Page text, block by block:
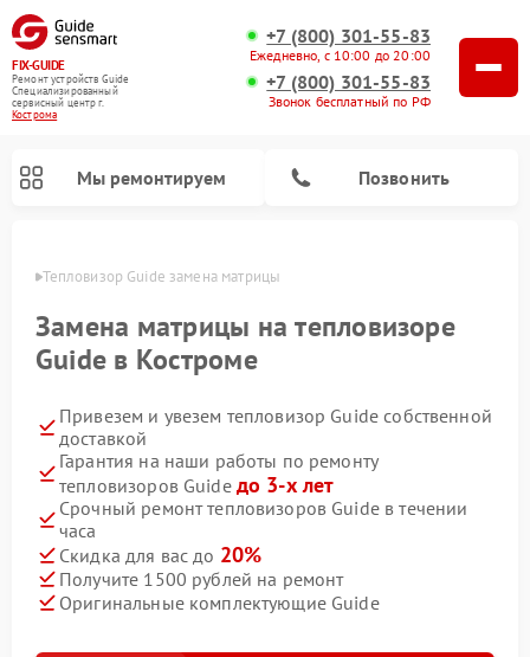
FIX-GUIDE
Ремонт устройств Guide
Специализированный
cервисный центр г.
Кострома
+7 (800) 301-55-83
Ежедневно, с 10:00 до 20:00
+7 (800) 301-55-83
Звонок бесплатный по РФ
Мы ремонтируем Позвонить
Тепловизор Guide замена матрицы
Замена матрицы на тепловизоре
Guide в Костроме
Привезем и увезем тепловизор Guide собственной
доставкой
Гарантия на наши работы по ремонту
тепловизоров Guide до 3-х лет
Срочный ремонт тепловизоров Guide в течении
часа
Скидка для вас до 20%
Получите 1500 рублей на ремонт
Оригинальные комплектующие Guide